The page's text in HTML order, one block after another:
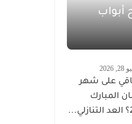
أبواب
على شهر
المبارك